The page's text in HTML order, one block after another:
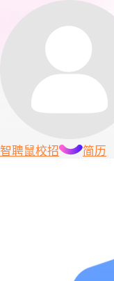
智聘鼠校招 简历